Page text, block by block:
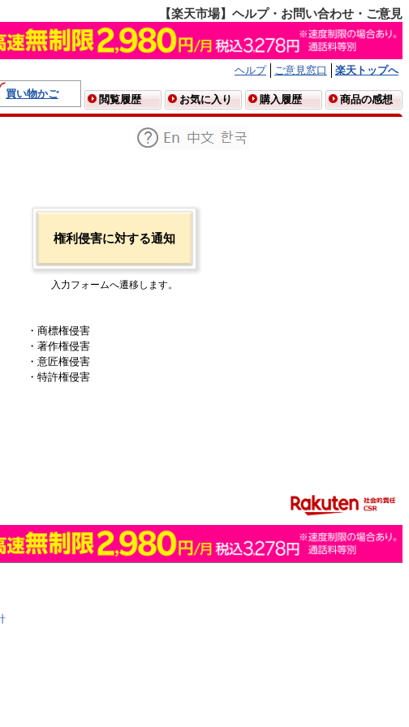
【楽天市場】ヘルプ・お問い合わせ・ご意見
ヘルプ ご意見窓口
楽天トップへ
買い物かご
閲覧履歴 お気に入り 購入履歴 商品の感想
権利侵害に対する通知
入力フォームへ遷移します。
・商標権侵害
・著作権侵害
・意匠権侵害
・特許権侵害